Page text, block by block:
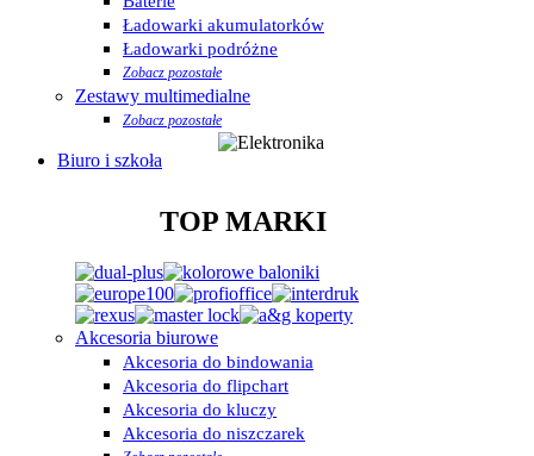
Ładowarki akumulatorków
Ładowarki podróżne
Zobacz pozostałe
Zestawy multimedialne
Zobacz pozostałe
Biuro i szkoła
TOP MARKI
Akcesoria biurowe
Akcesoria do bindowania
Akcesoria do flipchart
Akcesoria do kluczy
Akcesoria do niszczarek